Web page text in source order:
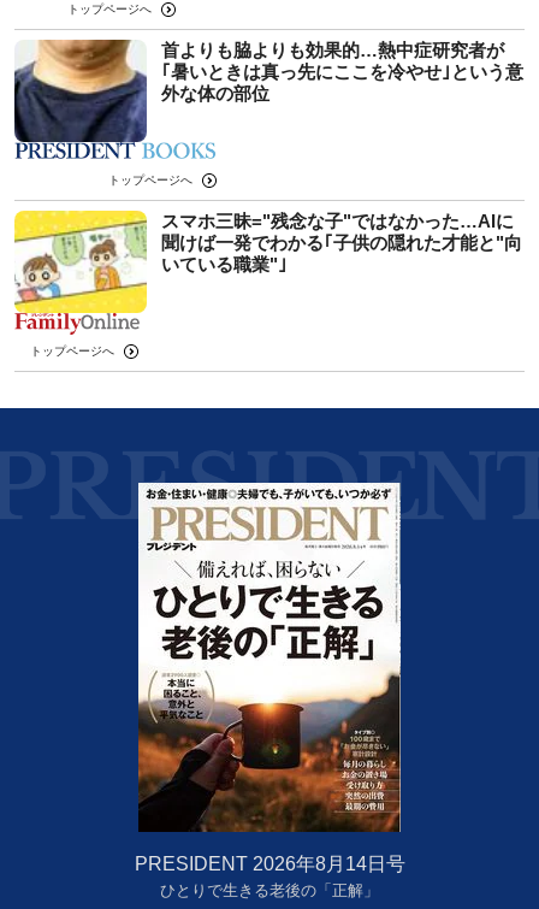
トップページへ
首よりも脇よりも効果的…熱中症研究者が
｢暑いときは真っ先にここを冷やせ｣という意
外な体の部位
トップページへ
スマホ三昧="残念な子"ではなかった…AIに
聞けば一発でわかる｢子供の隠れた才能と"向
いている職業"｣
トップページへ
PRESIDENT 2026年8月14日号
ひとりで生きる老後の「正解」